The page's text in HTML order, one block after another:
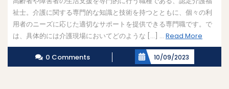
祉士。介護に関する専門的な知識と技術を持つとともに、個々の利
用者のニーズに応じた適切なサポートを提供できる専門職です。で
は、具体的には介護現場においてどのような […] ... Read More
More
0 Comments
10/09/2023